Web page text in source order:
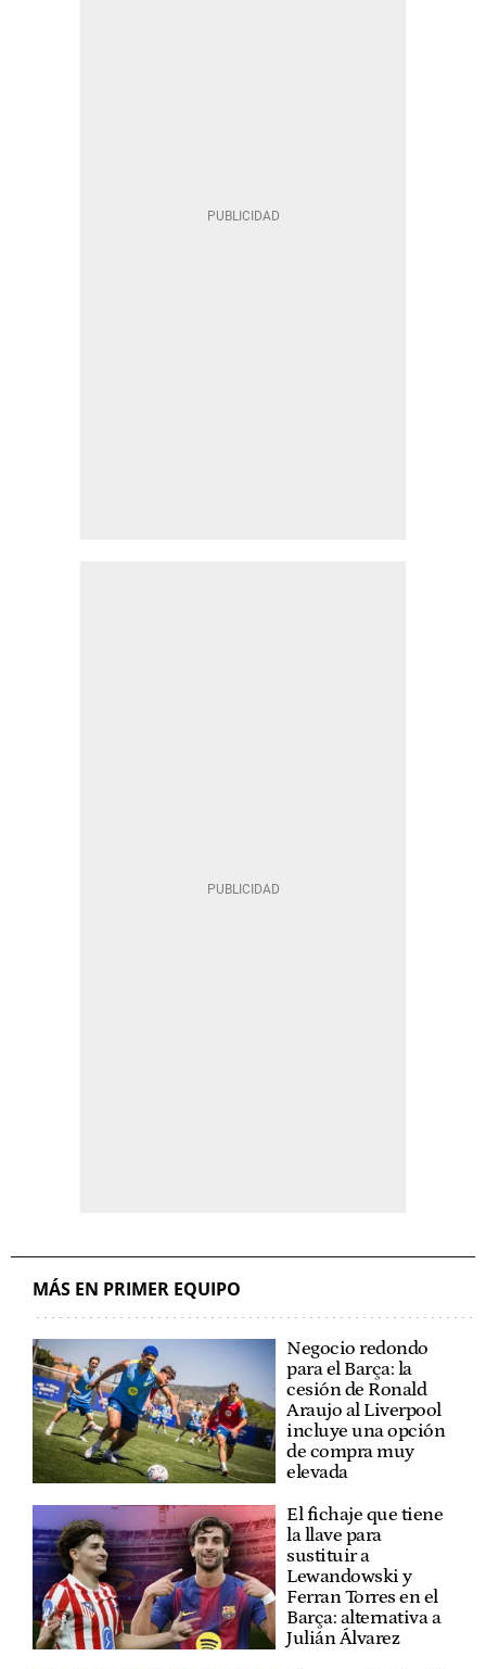
MÁS EN PRIMER EQUIPO
Negocio redondo
para el Barça: la
cesión de Ronald
Araujo al Liverpool
incluye una opción
de compra muy
elevada
El fichaje que tiene
la llave para
sustituir a
Lewandowski y
Ferran Torres en el
Barça: alternativa a
Julián Álvarez